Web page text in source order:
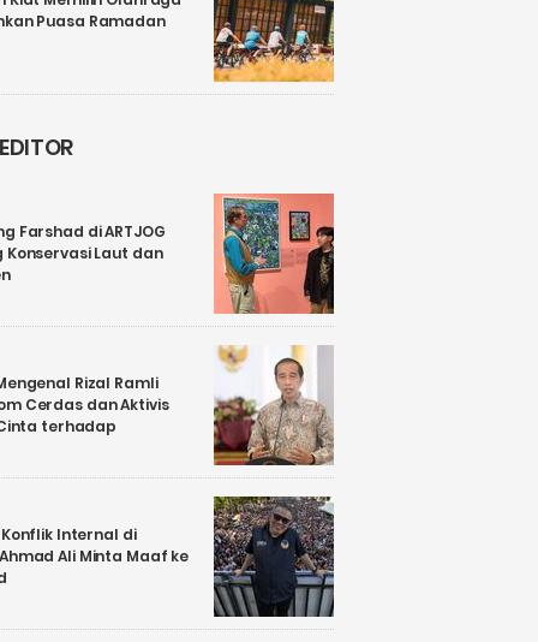
Puasa Ramadan
Farshad di ARTJOG
Konservasi Laut dan
Rizal Ramli
Cerdas dan Aktivis
terhadap
Internal di
Ali Minta Maaf ke